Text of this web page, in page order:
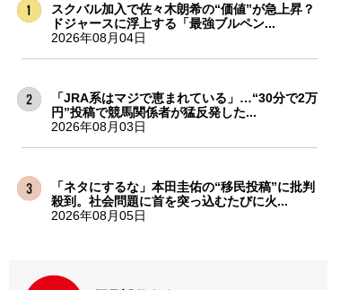
スクバル加入で佐々木朗希の“価値”が急上昇？
ドジャースに浮上する「最強ブルペン...
2026年08月04日
「JRA系はマジで恵まれている」…“30分で2万
円”投稿で競馬関係者が猛反発した...
2026年08月03日
「ネタにするな」本田圭佑の“移民投稿”に批判
殺到。社会問題に首を突っ込むたびに火...
2026年08月05日